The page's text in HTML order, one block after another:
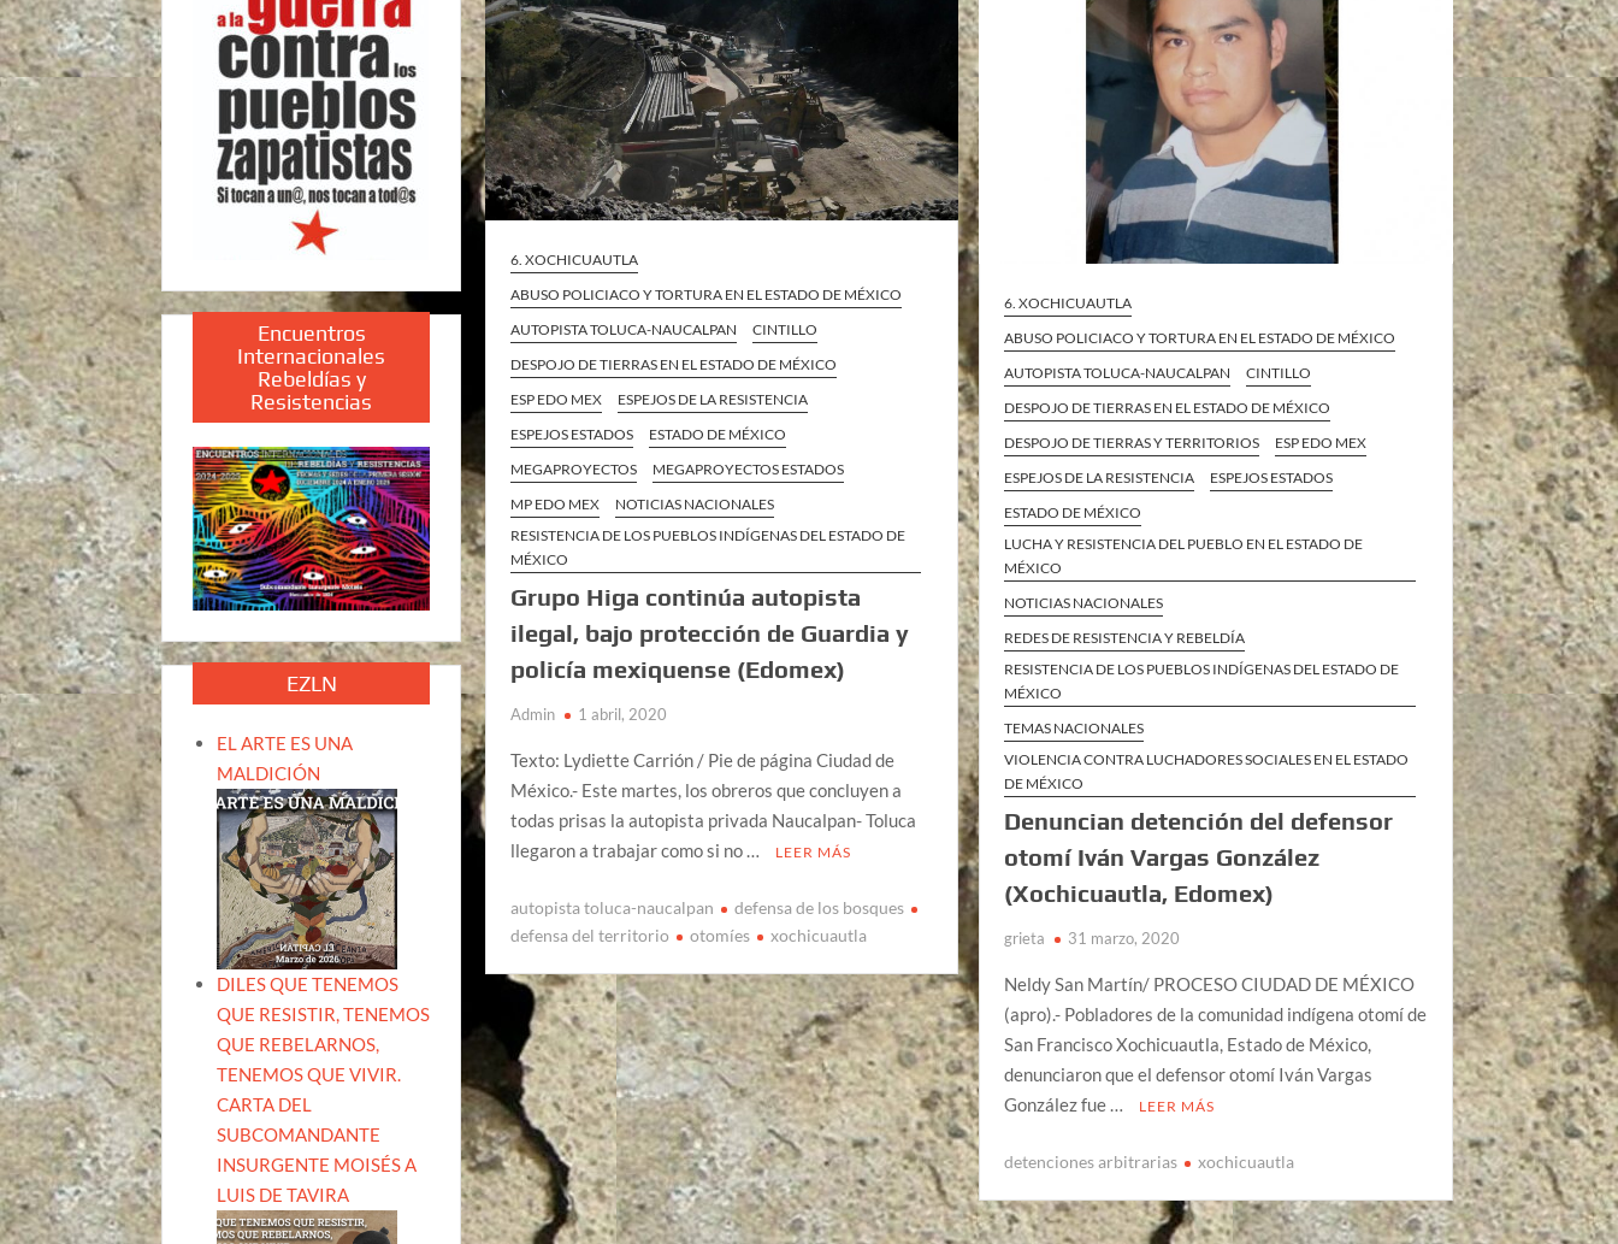
6. XOCHICUAUTLA
ABUSO POLICIACO Y TORTURA EN EL ESTADO DE MÉXICO
AUTOPISTA TOLUCA-NAUCALPAN
CINTILLO
DESPOJO DE TIERRAS EN EL ESTADO DE MÉXICO
ESP EDO MEX
ESPEJOS DE LA RESISTENCIA
ESPEJOS ESTADOS
ESTADO DE MÉXICO
MEGAPROYECTOS
MEGAPROYECTOS ESTADOS
MP EDO MEX
NOTICIAS NACIONALES
RESISTENCIA DE LOS PUEBLOS INDÍGENAS DEL ESTADO DE
MÉXICO
Grupo Higa continúa autopista
ilegal, bajo protección de Guardia y
policía mexiquense (Edomex)
Admin 1 abril, 2020
Texto: Lydiette Carrión / Pie de página Ciudad de
México.- Este martes, los obreros que concluyen a
todas prisas la autopista privada Naucalpan- Toluca
llegaron a trabajar como si no …
LEER MÁS
autopista toluca-naucalpan
defensa de los bosques
defensa del territorio
otomíes xochicuautla
6. XOCHICUAUTLA
ABUSO POLICIACO Y TORTURA EN EL ESTADO DE MÉXICO
AUTOPISTA TOLUCA-NAUCALPAN
CINTILLO
DESPOJO DE TIERRAS EN EL ESTADO DE MÉXICO
DESPOJO DE TIERRAS Y TERRITORIOS
ESP EDO MEX
ESPEJOS DE LA RESISTENCIA
ESPEJOS ESTADOS
ESTADO DE MÉXICO
LUCHA Y RESISTENCIA DEL PUEBLO EN EL ESTADO DE
MÉXICO
NOTICIAS NACIONALES
REDES DE RESISTENCIA Y REBELDÍA
RESISTENCIA DE LOS PUEBLOS INDÍGENAS DEL ESTADO DE
MÉXICO
TEMAS NACIONALES
VIOLENCIA CONTRA LUCHADORES SOCIALES EN EL ESTADO
DE MÉXICO
Denuncian detención del defensor
otomí Iván Vargas González
(Xochicuautla, Edomex)
grieta 31 marzo, 2020
Neldy San Martín/ PROCESO CIUDAD DE MÉXICO
(apro).- Pobladores de la comunidad indígena otomí de
San Francisco Xochicuautla, Estado de México,
denunciaron que el defensor otomí Iván Vargas
González fue …
LEER MÁS
detenciones arbitrarias xochicuautla
Encuentros
Internacionales
Rebeldías y
Resistencias
EZLN
EL ARTE ES UNA
MALDICIÓN
DILES QUE TENEMOS
QUE RESISTIR, TENEMOS
QUE REBELARNOS,
TENEMOS QUE VIVIR.
CARTA DEL
SUBCOMANDANTE
INSURGENTE MOISÉS A
LUIS DE TAVIRA